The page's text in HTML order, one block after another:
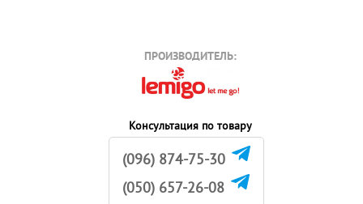
ПРОИЗВОДИТЕЛЬ:
Консультация по товару
(096) 874-75-30
(050) 657-26-08